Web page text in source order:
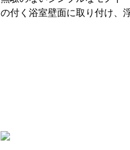
の付く浴室壁面に取り付け、